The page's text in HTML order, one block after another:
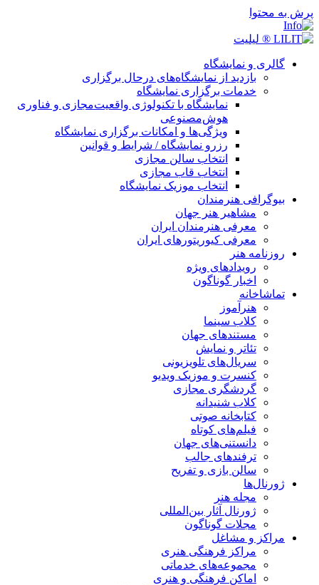
پرش به محتوا
گالری و نمایشگاه
بازدید از نمایشگاه‌های درحال برگزاری
خدمات برگزاری نمایشگاه
نمایشگاه با تکنولوژی واقعیت‌مجازی و فناوری
هوش‌مصنوعی
ویژگی‌ها و امکانات برگزاری نمایشگاه
رزرو نمایشگاه / شرایط و قوانین
انتخاب سالن مجازی
انتخاب قاب مجازی
انتخاب موزیک نمایشگاه
بیوگرافی هنرمندان
مشاهیر هنر جهان
معرفی هنرمندان ایران
معرفی کیوریتورهای ایران
روزنامه هنر
رویدادهای ویژه
اخبار گوناگون
تماشاخانه
هنرآموز
کلاب سینما
مستندهای جهان
تئاتر و نمایش
سریال‌های تلویزیونی
کنسرت و موزیک ویدیو
گردشگری مجازی
کلاب شنیدانه
کتابخانه صوتی
فیلم‌های کوتاه
دانستنی‌های جهان
ترفندهای جالب
سالن بازی و تفریح
ژورنال‌ها
مجله هنر
ژورنال آثار بین‌المللی
مجلات گوناگون
مراکز و مشاغل
مراکز فرهنگی هنری
مجموعه‌های خدماتی
اماکن فرهنگی و هنری